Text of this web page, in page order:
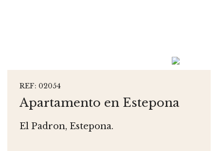
REF: 02054
Apartamento en Estepona
El Padron, Estepona.